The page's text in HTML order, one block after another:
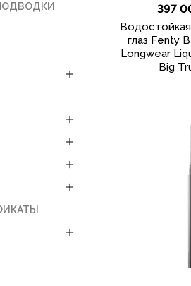
397
глаз Fenty
Longwear
Big